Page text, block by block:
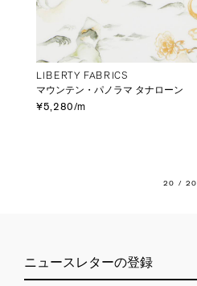
LIBERTY FABRICS
マウンテン・パノラマ タナローン
¥5,280/m
20 / 20
ニュースレターの登録